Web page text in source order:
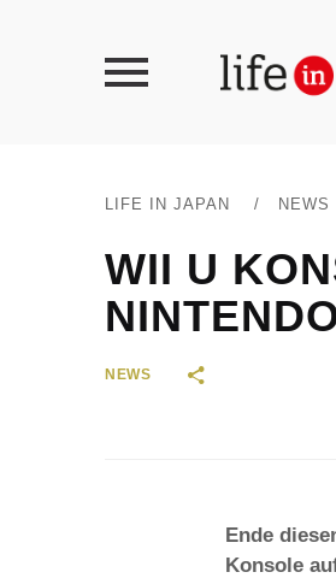
LIFE IN JAPAN / NEWS
WII U
NEWS
Ende
Konsole